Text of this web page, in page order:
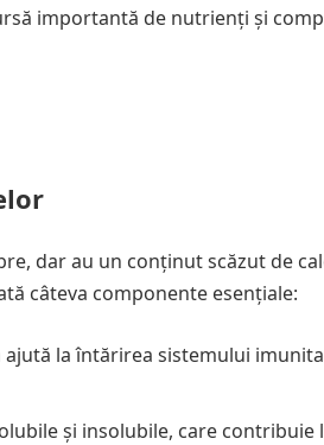
importantă de nutrienți și
dar au un conținut scăzut de
câteva componente esențiale:
la întărirea sistemului
și insolubile, care contribuie